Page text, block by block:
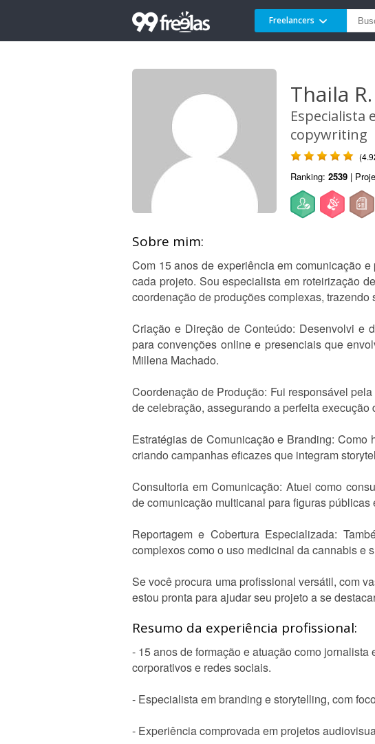
Freelancers
Thaila R.
Especialista
copywriting
Ranking: 2539 |
Sobre mim:
Com 15 anos de experiência em comunicação
cada projeto. Sou especialista em roteirização
coordenação de produções complexas,
Criação e Direção de Conteúdo: Desenvolvi e
para convenções online e presenciais que
Millena Machado.
Coordenação de Produção: Fui responsável
de celebração, assegurando a perfeita
Estratégias de Comunicação e Branding:
criando campanhas eficazes que integram
Consultoria em Comunicação: Atuei como
de comunicação multicanal para figuras
Reportagem e Cobertura Especializada:
complexos como o uso medicinal da cannabis e
Se você procura uma profissional versátil, com
estou pronta para ajudar seu projeto a se
Resumo da experiência profissional:
- 15 anos de formação e atuação como
corporativos e redes sociais.
- Especialista em branding e storytelling, com
- Experiência comprovada em projetos